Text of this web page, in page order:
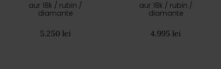
aur 18k / rubin /
diamante
5.250 lei
aur 18k / rubin /
diamante
4.995 lei